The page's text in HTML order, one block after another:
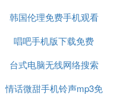
么
韩国伦理免费手机观看
唱吧手机版下载免费
台式电脑无线网络搜索
不到网络
情话微甜手机铃声mp3免